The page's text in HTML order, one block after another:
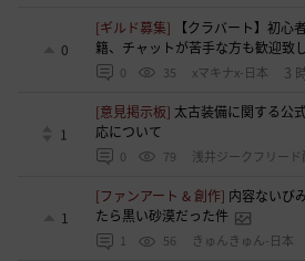
0
[ギルド募集]
【クラバート】初心
籍、チャットが苦手な方も歓迎致
0 35 xマキナx-日本 3
1
[意見掲示板] 太古装備に関する公
応について
0 79 浅井ジークフリード
1
[ファンアート & 創作] 内容ないび
たら黒い砂漠だった件
1 56 きゅんきゅん-日本